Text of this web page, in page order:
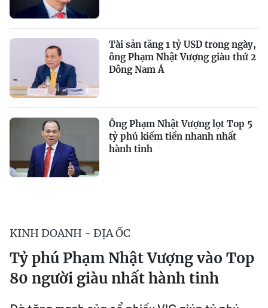
Tài sản tăng 1 tỷ USD trong ngày,
ông Phạm Nhật Vượng giàu thứ 2
Đông Nam Á
Ông Phạm Nhật Vượng lọt Top 5
tỷ phú kiếm tiền nhanh nhất
hành tinh
KINH DOANH - ĐỊA ỐC
Tỷ phú Phạm Nhật Vượng vào Top
80 người giàu nhất hành tinh